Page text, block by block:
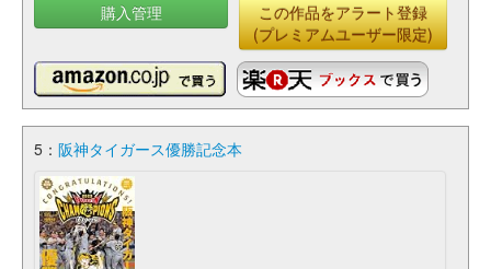
購入管理
この作品をアラート登録
(プレミアムユーザー限定)
5： 阪神タイガース優勝記念本